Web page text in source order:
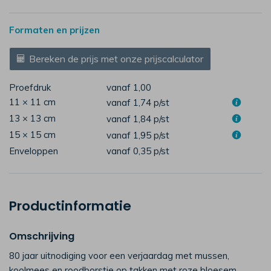
Formaten en prijzen
Bereken de prijs met onze prijscalculator
Proefdruk
vanaf 1,00
11 × 11 cm
vanaf 1,74 p/st
13 × 13 cm
vanaf 1,84 p/st
15 × 15 cm
vanaf 1,95 p/st
Enveloppen
vanaf 0,35 p/st
Productinformatie
Omschrijving
80 jaar uitnodiging voor een verjaardag met mussen,